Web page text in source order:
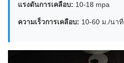
แรงดันการเคลือบ: 10-18 mpa
ความเร็วการเคลือบ: 10-60 ม./นาที